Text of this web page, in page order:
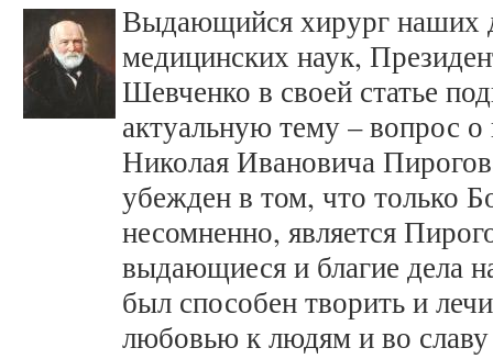
Выдающийся хирург наших
медицинских наук,
Шевченко в своей статье
актуальную тему – вопрос
Николая Ивановича
убежден в том, что только
несомненно, является
выдающиеся и благие дела
был способен творить и
любовью к людям и во